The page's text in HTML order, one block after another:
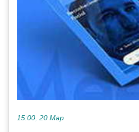
15:00, 20 Мар